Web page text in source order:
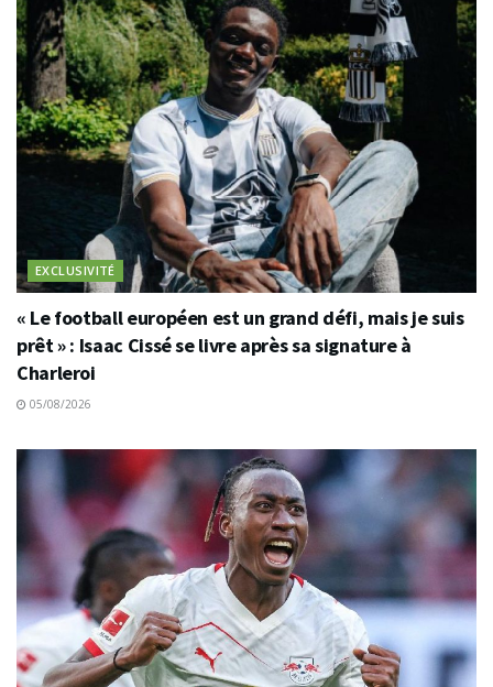
EXCLUSIVITÉ
« Le football européen est un grand défi, mais je suis
prêt » : Isaac Cissé se livre après sa signature à
Charleroi
05/08/2026